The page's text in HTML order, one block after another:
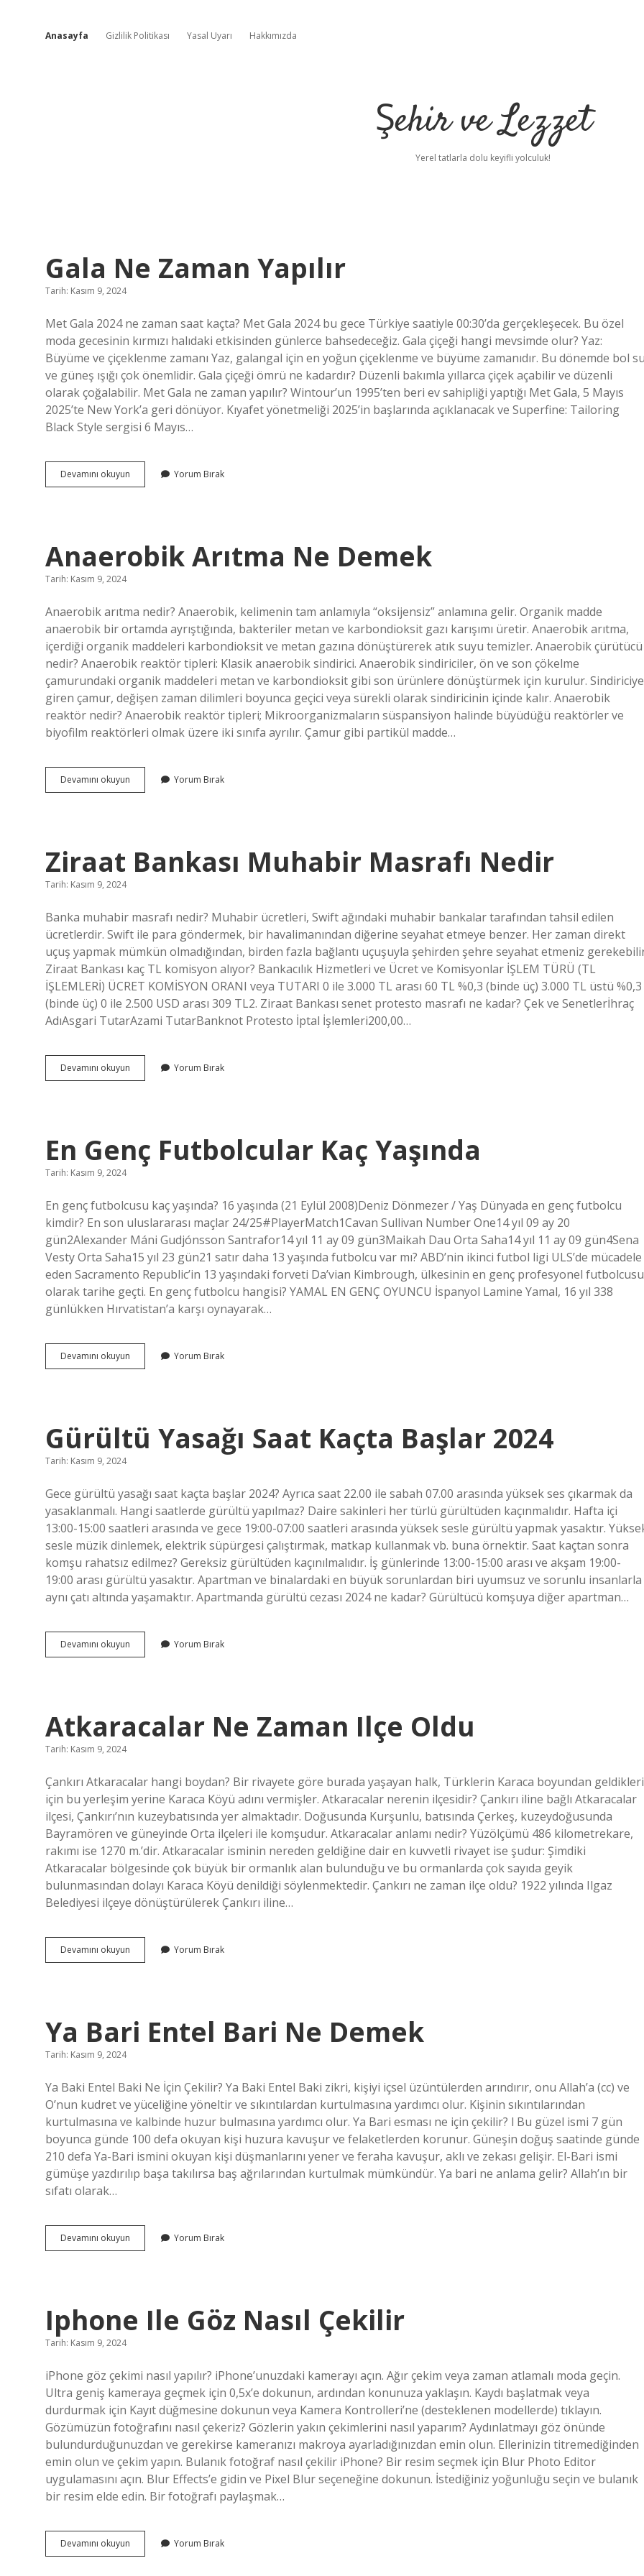
Anasayfa Gizlilik Politikası Yasal Uyarı Hakkımızda
Şehir ve Lezzet
Yerel tatlarla dolu keyifli yolculuk!
Şehir
ve
Lezzet
Yazılar
Gala Ne Zaman Yapılır
Tarih: Kasım 9, 2024
Met Gala 2024 ne zaman saat kaçta? Met Gala 2024 bu gece Türkiye saatiyle 00:30’da gerçekleşecek. Bu özel
moda gecesinin kırmızı halıdaki etkisinden günlerce bahsedeceğiz. Gala çiçeği hangi mevsimde olur? Yaz:
Büyüme ve çiçeklenme zamanı Yaz, galangal için en yoğun çiçeklenme ve büyüme zamanıdır. Bu dönemde bol
ve güneş ışığı çok önemlidir. Gala çiçeği ömrü ne kadardır? Düzenli bakımla yıllarca çiçek açabilir ve düzenli
olarak çoğalabilir. Met Gala ne zaman yapılır? Wintour’un 1995’ten beri ev sahipliği yaptığı Met Gala, 5 Mayıs
2025’te New York’a geri dönüyor. Kıyafet yönetmeliği 2025’in başlarında açıklanacak ve Superfine: Tailoring
Black Style sergisi 6 Mayıs…
Devamını okuyun
Ne
Yorum Bırak
Anaerobik Arıtma Ne Demek
Tarih: Kasım 9, 2024
Anaerobik arıtma nedir? Anaerobik, kelimenin tam anlamıyla “oksijensiz” anlamına gelir. Organik madde
anaerobik bir ortamda ayrıştığında, bakteriler metan ve karbondioksit gazı karışımı üretir. Anaerobik arıtma,
içerdiği organik maddeleri karbondioksit ve metan gazına dönüştürerek atık suyu temizler. Anaerobik çürütücü
nedir? Anaerobik reaktör tipleri: Klasik anaerobik sindirici. Anaerobik sindiriciler, ön ve son çökelme
çamurundaki organik maddeleri metan ve karbondioksit gibi son ürünlere dönüştürmek için kurulur. Sindiriciye
giren çamur, değişen zaman dilimleri boyunca geçici veya sürekli olarak sindiricinin içinde kalır. Anaerobik
reaktör nedir? Anaerobik reaktör tipleri; Mikroorganizmaların süspansiyon halinde büyüdüğü reaktörler ve
biyofilm reaktörleri olmak üzere iki sınıfa ayrılır. Çamur gibi partikül madde…
Devamını okuyun Anaerobik
Arıtma
Yorum Bırak
Ziraat Bankası Muhabir Masrafı Nedir
Tarih: Kasım 9, 2024
Banka muhabir masrafı nedir? Muhabir ücretleri, Swift ağındaki muhabir bankalar tarafından tahsil edilen
ücretlerdir. Swift ile para göndermek, bir havalimanından diğerine seyahat etmeye benzer. Her zaman direkt
uçuş yapmak mümkün olmadığından, birden fazla bağlantı uçuşuyla şehirden şehre seyahat etmeniz
Ziraat Bankası kaç TL komisyon alıyor? Bankacılık Hizmetleri ve Ücret ve Komisyonlar İŞLEM TÜRÜ (TL
İŞLEMLERİ) ÜCRET KOMİSYON ORANI veya TUTARI 0 ile 3.000 TL arası 60 TL %0,3 (binde üç) 3.000 TL üstü %0,3
(binde üç) 0 ile 2.500 USD arası 309 TL2. Ziraat Bankası senet protesto masrafı ne kadar? Çek ve Senetlerİhraç
AdıAsgari TutarAzami TutarBanknot Protesto İptal İşlemleri200,00…
Devamını okuyun
Bankası
Yorum Bırak
En Genç Futbolcular Kaç Yaşında
Tarih: Kasım 9, 2024
En genç futbolcusu kaç yaşında? 16 yaşında (21 Eylül 2008)Deniz Dönmezer / Yaş Dünyada en genç futbolcu
kimdir? En son uluslararası maçlar 24/25#PlayerMatch1Cavan Sullivan Number One14 yıl 09 ay 20
gün2Alexander Máni Gudjónsson Santrafor14 yıl 11 ay 09 gün3Maikah Dau Orta Saha14 yıl 11 ay 09 gün4Sena
Vesty Orta Saha15 yıl 23 gün21 satır daha 13 yaşında futbolcu var mı? ABD’nin ikinci futbol ligi ULS’de mücadele
eden Sacramento Republic’in 13 yaşındaki forveti Da’vian Kimbrough, ülkesinin en genç profesyonel futbolcusu
olarak tarihe geçti. En genç futbolcu hangisi? YAMAL EN GENÇ OYUNCU İspanyol Lamine Yamal, 16 yıl 338
günlükken Hırvatistan’a karşı oynayarak…
Devamını okuyun
Genç
Yorum Bırak
Gürültü Yasağı Saat Kaçta Başlar 2024
Tarih: Kasım 9, 2024
Gece gürültü yasağı saat kaçta başlar 2024? Ayrıca saat 22.00 ile sabah 07.00 arasında yüksek ses çıkarmak da
yasaklanmalı. Hangi saatlerde gürültü yapılmaz? Daire sakinleri her türlü gürültüden kaçınmalıdır. Hafta içi
13:00-15:00 saatleri arasında ve gece 19:00-07:00 saatleri arasında yüksek sesle gürültü yapmak yasaktır.
sesle müzik dinlemek, elektrik süpürgesi çalıştırmak, matkap kullanmak vb. buna örnektir. Saat kaçtan sonra
komşu rahatsız edilmez? Gereksiz gürültüden kaçınılmalıdır. İş günlerinde 13:00-15:00 arası ve akşam 19:00-
19:00 arası gürültü yasaktır. Apartman ve binalardaki en büyük sorunlardan biri uyumsuz ve sorunlu insanlarla
aynı çatı altında yaşamaktır. Apartmanda gürültü cezası 2024 ne kadar? Gürültücü komşuya diğer apartman…
Devamını okuyun
Yasağı
Yorum Bırak
Atkaracalar Ne Zaman Ilçe Oldu
Tarih: Kasım 9, 2024
Çankırı Atkaracalar hangi boydan? Bir rivayete göre burada yaşayan halk, Türklerin Karaca boyundan geldikleri
için bu yerleşim yerine Karaca Köyü adını vermişler. Atkaracalar nerenin ilçesidir? Çankırı iline bağlı Atkaracalar
ilçesi, Çankırı’nın kuzeybatısında yer almaktadır. Doğusunda Kurşunlu, batısında Çerkeş, kuzeydoğusunda
Bayramören ve güneyinde Orta ilçeleri ile komşudur. Atkaracalar anlamı nedir? Yüzölçümü 486 kilometrekare,
rakımı ise 1270 m.’dir. Atkaracalar isminin nereden geldiğine dair en kuvvetli rivayet ise şudur: Şimdiki
Atkaracalar bölgesinde çok büyük bir ormanlık alan bulunduğu ve bu ormanlarda çok sayıda geyik
bulunmasından dolayı Karaca Köyü denildiği söylenmektedir. Çankırı ne zaman ilçe oldu? 1922 yılında Ilgaz
Belediyesi ilçeye dönüştürülerek Çankırı iline…
Devamını okuyun Atkaracalar
Ne
Yorum Bırak
Ya Bari Entel Bari Ne Demek
Tarih: Kasım 9, 2024
Ya Baki Entel Baki Ne İçin Çekilir? Ya Baki Entel Baki zikri, kişiyi içsel üzüntülerden arındırır, onu Allah’a (cc) ve
O’nun kudret ve yüceliğine yöneltir ve sıkıntılardan kurtulmasına yardımcı olur. Kişinin sıkıntılarından
kurtulmasına ve kalbinde huzur bulmasına yardımcı olur. Ya Bari esması ne için çekilir? l Bu güzel ismi 7 gün
boyunca günde 100 defa okuyan kişi huzura kavuşur ve felaketlerden korunur. Güneşin doğuş saatinde günde
210 defa Ya-Bari ismini okuyan kişi düşmanlarını yener ve feraha kavuşur, aklı ve zekası gelişir. El-Bari ismi
gümüşe yazdırılıp başa takılırsa baş ağrılarından kurtulmak mümkündür. Ya bari ne anlama gelir? Allah’ın bir
sıfatı olarak…
Devamını okuyun
Bari
Yorum Bırak
Iphone Ile Göz Nasıl Çekilir
Tarih: Kasım 9, 2024
iPhone göz çekimi nasıl yapılır? iPhone’unuzdaki kamerayı açın. Ağır çekim veya zaman atlamalı moda geçin.
Ultra geniş kameraya geçmek için 0,5x’e dokunun, ardından konunuza yaklaşın. Kaydı başlatmak veya
durdurmak için Kayıt düğmesine dokunun veya Kamera Kontrolleri’ne (desteklenen modellerde) tıklayın.
Gözümüzün fotoğrafını nasıl çekeriz? Gözlerin yakın çekimlerini nasıl yaparım? Aydınlatmayı göz önünde
bulundurduğunuzdan ve gerekirse kameranızı makroya ayarladığınızdan emin olun. Ellerinizin titremediğinden
emin olun ve çekim yapın. Bulanık fotoğraf nasıl çekilir iPhone? Bir resim seçmek için Blur Photo Editor
uygulamasını açın. Blur Effects’e gidin ve Pixel Blur seçeneğine dokunun. İstediğiniz yoğunluğu seçin ve bulanık
bir resim elde edin. Bir fotoğrafı paylaşmak…
Devamını okuyun
Ile
Yorum Bırak